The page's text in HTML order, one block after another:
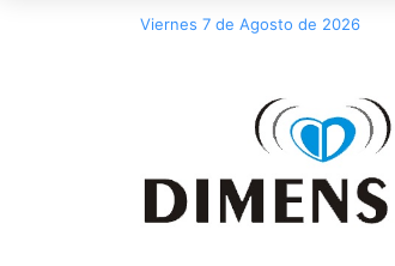
Viernes 7 de Agosto de 2026